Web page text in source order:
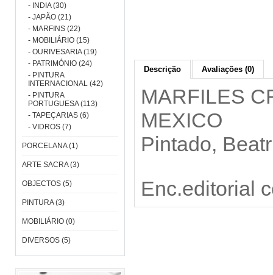
- INDIA (30)
- JAPÃO (21)
- MARFINS (22)
- MOBILIÁRIO (15)
- OURIVESARIA (19)
- PATRIMÓNIO (24)
- PINTURA
INTERNACIONAL (42)
- PINTURA
PORTUGUESA (113)
- TAPEÇARIAS (6)
- VIDROS (7)
PORCELANA (1)
ARTE SACRA (3)
OBJECTOS (5)
PINTURA (3)
MOBILIÁRIO (0)
DIVERSOS (5)
Descrição Avaliações (0)
MARFILES
MEXICO
Pintado,
Enc.editorial